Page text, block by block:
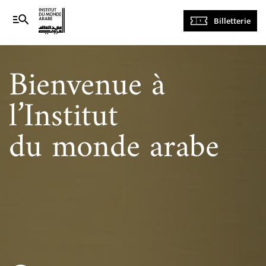
Navigation
principale
Billetterie
Bienvenue à
l’Institut
du monde arabe